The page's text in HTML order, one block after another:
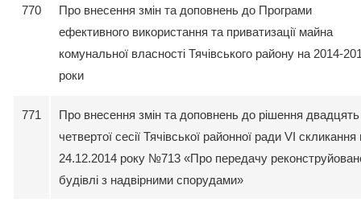
770
Про внесення змін та доповнень до Програми
ефективного використання та приватизації майна
комунальної власності Тячівського району на 2014-
роки
771
Про внесення змін та доповнень до рішення двадцять
четвертої сесії Тячівської районної ради VI скликання
24.12.2014 року №713 «Про передачу
будівлі з надвірними спорудами»